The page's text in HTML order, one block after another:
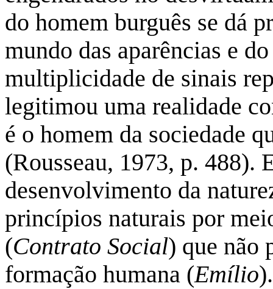
do homem burguês se dá
mundo das aparências e
multiplicidade de sinais
legitimou uma realidade
é o homem da sociedade
(Rousseau, 1973, p. 488).
desenvolvimento da
princípios naturais por
(Contrato Social) que não
formação humana (Emílio).